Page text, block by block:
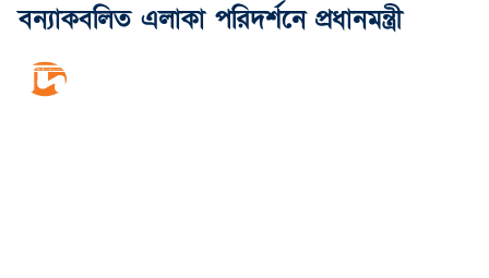
বন্যাকবলিত এলাকা পরিদর্শনে প্রধানমন্ত্রী